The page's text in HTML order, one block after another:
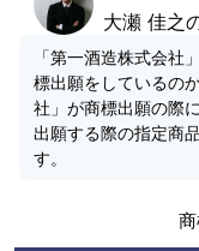
大瀬 佳之
「第一酒造株式会社
標出願をしているの
社」が商標出願の際
出願する際の指定商
す。